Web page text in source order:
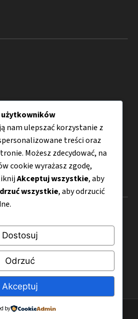
Szczenieta.pl
użytkowników
nam ulepszać korzystanie z
treści oraz
Możesz zdecydować, na
cookie wyrażasz zgodę,
Akceptuj wszystkie, aby
wszystkie, aby odrzucić
Dostosuj
Odrzuć
Akceptuj
by